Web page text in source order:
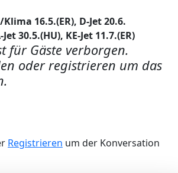
16.5.(ER), D-Jet 20.6.
30.5.(HU), KE-Jet 11.7.(ER)
für Gäste verborgen.
oder registrieren um das
Registrieren um der Konversation